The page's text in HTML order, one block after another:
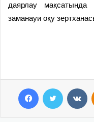
даярлау
заманауи оқу